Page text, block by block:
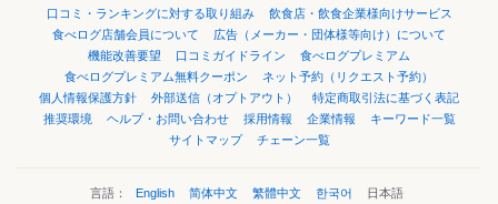
口コミ・ランキングに対する取り組み
飲食店・飲食企業様向けサービス
食べログ店舗会員について
広告（メーカー・団体様等向け）について
機能改善要望
口コミガイドライン
食べログプレミアム
食べログプレミアム無料クーポン
ネット予約（リクエスト予約）
個人情報保護方針
外部送信（オプトアウト）
特定商取引法に基づく表記
推奨環境
ヘルプ・お問い合わせ 採用情報 企業情報
キーワード一覧
サイトマップ
チェーン一覧
言語： English 简体中文 繁體中文 한국어 日本語